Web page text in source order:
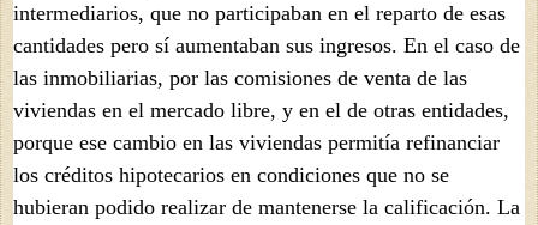
intermediarios, que no participaban en el reparto de esas
cantidades pero sí aumentaban sus ingresos. En el caso de
las inmobiliarias, por las comisiones de venta de las
viviendas en el mercado libre, y en el de otras entidades,
porque ese cambio en las viviendas permitía refinanciar
los créditos hipotecarios en condiciones que no se
hubieran podido realizar de mantenerse la calificación. La